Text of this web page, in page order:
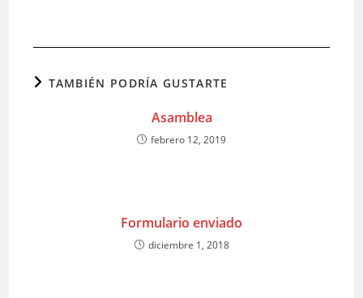
TAMBIÉN PODRÍA GUSTARTE
Asamblea
febrero 12, 2019
Formulario enviado
diciembre 1, 2018